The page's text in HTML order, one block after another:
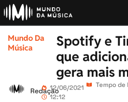
Mundo Da
Música
Spotify e
que
gera mais
Redação12/06/2021
12:12
Tempo de